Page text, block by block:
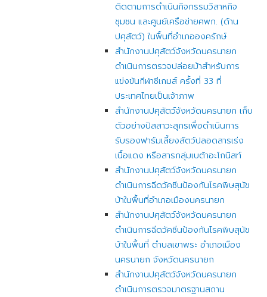
ติดตามการดำเนินกิจกรรมวิสาหกิจ
ชุมชน และศูนย์เครือข่ายศพก. (ด้าน
ปศุสัตว์) ในพื้นที่อำเภอองครักษ์
สำนักงานปศุสัตว์จังหวัดนครนายก
ดำเนินการตรวจปล่อยม้าสำหรับการ
แข่งขันกีฬาซีเกมส์ ครั้งที่ 33 ที่
ประเทศไทยเป็นเจ้าภาพ
สำนักงานปศุสัตว์จังหวัดนครนายก เก็บ
ตัวอย่างปัสสาวะสุกรเพื่อดำเนินการ
รับรองฟาร์มเลี้ยงสัตว์ปลอดสารเร่ง
เนื้อแดง หรือสารกลุ่มเบต้าอะโกนิสท์
สำนักงานปศุสัตว์จังหวัดนครนายก
ดำเนินการฉีดวัคซีนป้องกันโรคพิษสุนัข
บ้าในพื้นที่อำเภอเมืองนครนายก
สำนักงานปศุสัตว์จังหวัดนครนายก
ดำเนินการฉีดวัคซีนป้องกันโรคพิษสุนัข
บ้าในพื้นที่ ตำบลเขาพระ อำเภอเมือง
นครนายก จังหวัดนครนายก
สำนักงานปศุสัตว์จังหวัดนครนายก
ดำเนินการตรวจมาตรฐานสถาน